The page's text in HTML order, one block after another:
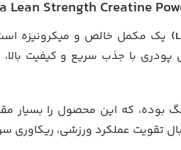
یک مکمل خالص و میکرونیزه
با جذب سریع و کیفیت بالا،
بوده، که این محصول را بسیار
تقویت عملکرد ورزشی،